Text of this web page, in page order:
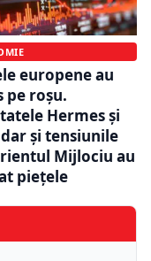
europene au
pe roșu.
Hermes și
dar și tensiunile
Mijlociu au
piețele